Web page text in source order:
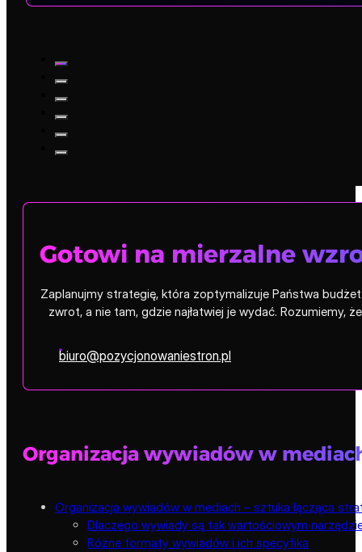
Gotowi na mierzalne
Zaplanujmy strategię, która zoptymalizuje Państwa
zwrot, a nie tam, gdzie najłatwiej je wydać.
biuro@pozycjonowaniestron.pl
Organizacja wywiadów w
Organizacja wywiadów w mediach – sztuka łącząca
Dlaczego wywiady są tak wartościowym
Różne formaty wywiadów i ich specyfika